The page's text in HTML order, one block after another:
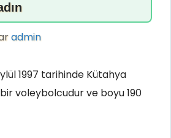
admin
1997 tarihinde Kütahya
voleybolcudur ve boyu 190